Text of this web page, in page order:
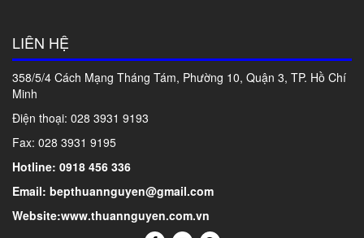
LIÊN HỆ
358/5/4 Cách Mạng Tháng Tám, Phường 10, Quận 3, TP. Hồ Chí
Minh
Điện thoại: 028 3931 9193
Fax: 028 3931 9195
Hotline: 0918 456 336
Email: bepthuannguyen@gmail.com
Website:www.thuannguyen.com.vn